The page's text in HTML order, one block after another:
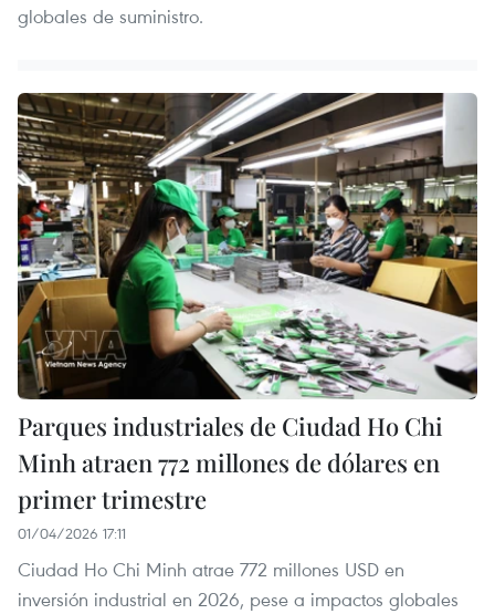
globales de suministro.
Parques industriales de Ciudad Ho Chi
Minh atraen 772 millones de dólares en
primer trimestre
01/04/2026 17:11
Ciudad Ho Chi Minh atrae 772 millones USD en
inversión industrial en 2026, pese a impactos globales